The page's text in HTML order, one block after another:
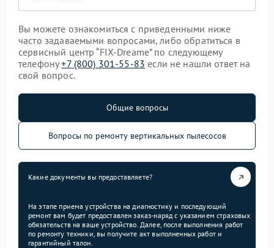
Вы можете ознакомиться с приведенными ниже
часто задаваемыми вопросами, либо обратиться в
сервисный центр “FIX-Dreame” по следующему
телефону+7 (800) 301-55-83 если не нашли ответ на
свой вопрос.
Общие вопросы
Вопросы по ремонту вертикальных пылесосов
Какие документы вы предоставляете?
На этапе приема устройства на диагностику и последующий
ремонт вам будет предоставлен заказ-наряд с указанием страховых
обязательств на ваше устройство. Далее, после выполнения работ
по ремонту техники, вы получите акт выполненных работ и
гарантийный талон.